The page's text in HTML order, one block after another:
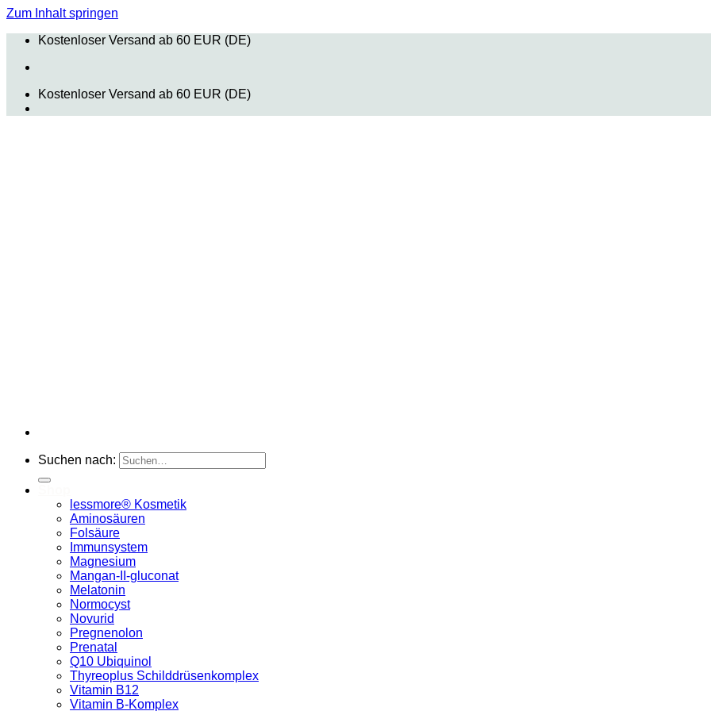
Zum Inhalt springen
Kostenloser Versand ab 60 EUR (DE)
Kostenloser Versand ab 60 EUR (DE)
Suchen nach:
lessmore® Kosmetik
Aminosäuren
Folsäure
Immunsystem
Magnesium
Mangan-II-gluconat
Melatonin
Normocyst
Novurid
Pregnenolon
Prenatal
Q10 Ubiquinol
Thyreoplus Schilddrüsenkomplex
Vitamin B12
Vitamin B-Komplex